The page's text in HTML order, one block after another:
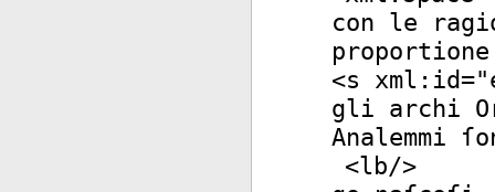
con le
<s xml:id="
gli archi
Analemmi
<lb/>